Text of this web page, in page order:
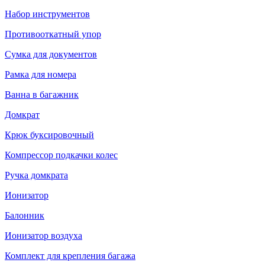
Набор инструментов
Противооткатный упор
Сумка для документов
Рамка для номера
Ванна в багажник
Домкрат
Крюк буксировочный
Компрессор подкачки колес
Ручка домкрата
Ионизатор
Балонник
Ионизатор воздуха
Комплект для крепления багажа